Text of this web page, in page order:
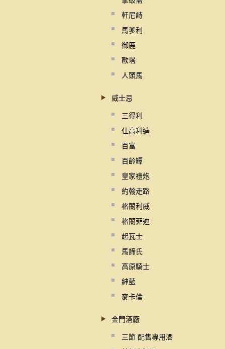
軒尼詩
馬爹利
御鹿
歐塔
人頭馬
威士忌
三得利
仕高利達
百富
百齡罈
皇家禮炮
約翰走路
格蘭利威
格蘭菲迪
起瓦士
馬諦氏
高原騎士
紳藍
麥卡倫
金門酒廠
三節 配售專用酒